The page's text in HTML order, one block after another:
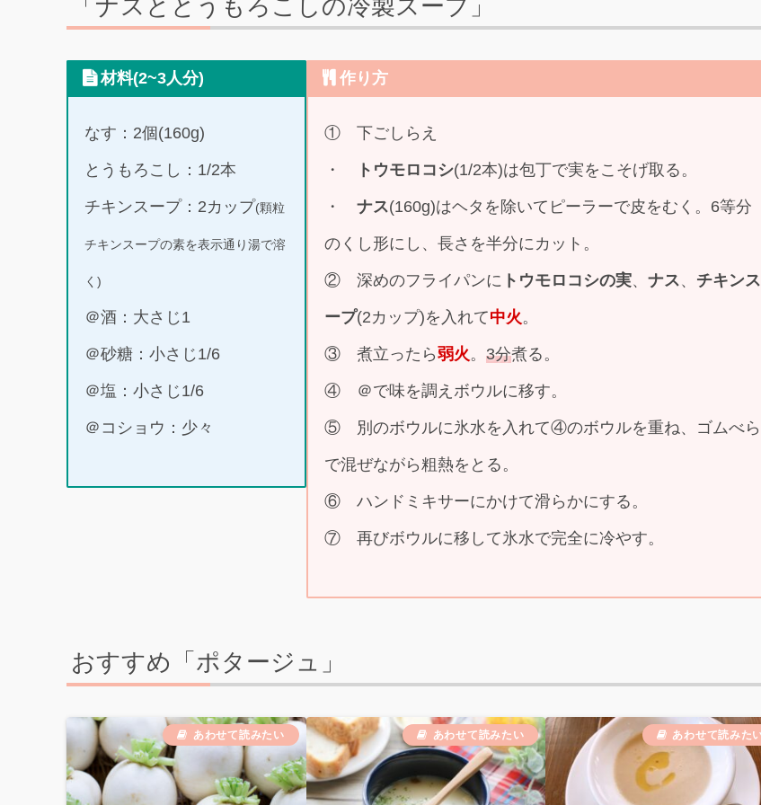
「ナスととうもろこしの冷製スープ」
材料(2~3人分)
なす：2個(160g)
とうもろこし：1/2本
チキンスープ：2カップ(顆粒
チキンスープの素を表示通り湯で溶
く)
＠酒：大さじ1
＠砂糖：小さじ1/6
＠塩：小さじ1/6
＠コショウ：少々
作り方
① 下ごしらえ
・ トウモロコシ(1/2本)は包丁で実をこそげ取る。
・ ナス(160g)はヘタを除いてピーラーで皮をむく。6等分
のくし形にし、長さを半分にカット。
② 深めのフライパンに トウモロコシの実、 ナス、 チキンス
ープ(2カップ)を入れて中火。
③ 煮立ったら弱火。 3分煮る。
④ ＠で味を調えボウルに移す。
⑤ 別のボウルに氷水を入れて④のボウルを重ね、ゴムべら
で混ぜながら粗熱をとる。
⑥ ハンドミキサーにかけて滑らかにする。
⑦ 再びボウルに移して氷水で完全に冷やす。
おすすめ「ポタージュ」